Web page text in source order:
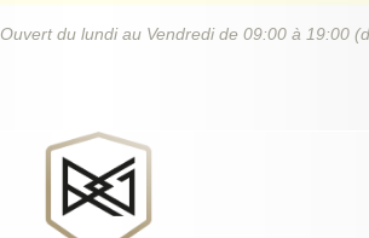
Ouvert du lundi au Vendredi de 09:00 à 19:00